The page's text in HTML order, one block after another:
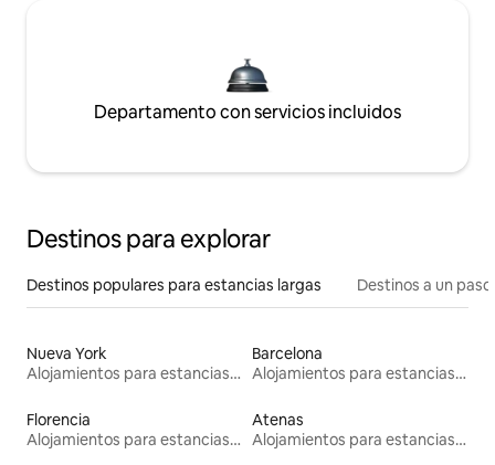
Departamento con servicios incluidos
Destinos para explorar
Destinos populares para estancias largas Destinos a un
Nueva York
Alojamientos para estancias largas
Barcelona
Alojamientos para estancias largas
Florencia
Alojamientos para estancias largas
Atenas
Alojamientos para estancias largas